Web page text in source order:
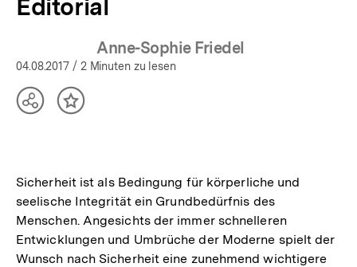
Editorial
Anne-Sophie Friedel
04.08.2017 / 2 Minuten zu lesen
TeilenInhalt
Sicherheit ist als Bedingung für körperliche und
seelische Integrität ein Grundbedürfnis des
Menschen. Angesichts der immer schnelleren
Entwicklungen und Umbrüche der Moderne spielt der
Wunsch nach Sicherheit eine zunehmend wichtigere